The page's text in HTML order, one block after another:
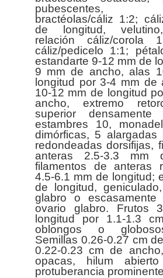
pubescentes,
bractéolas/cáliz 1:2;
de longitud,
relación cáliz/corola
cáliz/pedicelo 1:1;
estandarte 9-12 mm de
9 mm de ancho, alas
longitud por 3-4 mm de
10-12 mm de longitud
ancho, extremo
superior densamente
estambres 10,
dimórficas, 5
redondeadas dorsifijas,
anteras 2.5-3.3 mm
filamentos de anteras
4.5-6.1 mm de longitud;
de longitud,
glabro o escasamente
ovario glabro. Frutos
longitud por 1.1-1.3
oblongos o
Semillas 0.26-0.27 cm
0.22-0.23 cm de
opacas, hilum
protuberancia